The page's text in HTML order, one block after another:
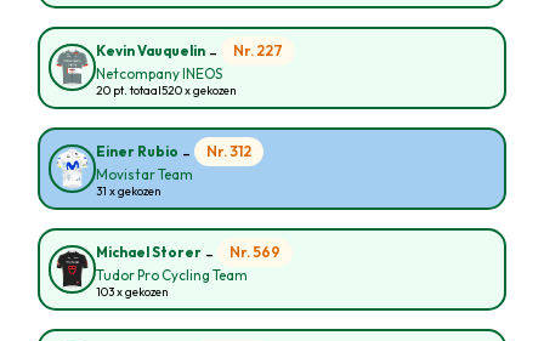
Kevin Vauquelin - Nr. 227
Netcompany INEOS
20 pt. totaal520 x gekozen
Einer Rubio - Nr. 312
Movistar Team
31 x gekozen
Michael Storer - Nr. 569
Tudor Pro Cycling Team
103 x gekozen